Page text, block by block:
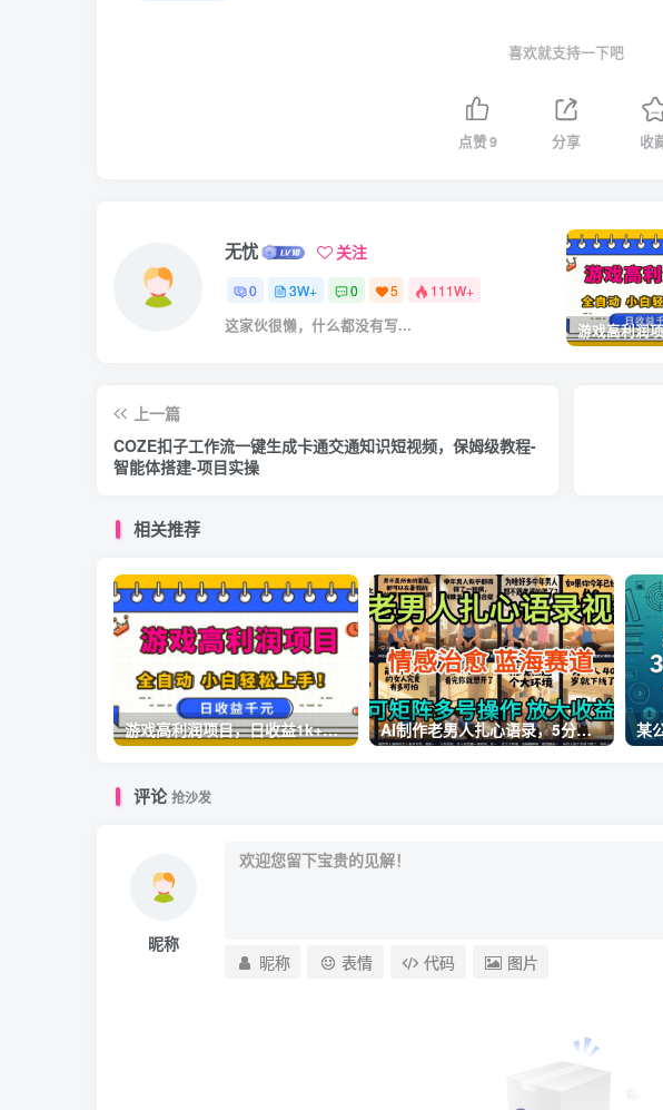
喜欢就支持一下吧
点赞9 分享 收
无忧 关注
0 3W+ 0 5 111W+
这家伙很懒，什么都没有写...
上一篇
COZE扣子工作流一键生成卡通交通知识短视频，保姆级教程-
智能体搭建-项目实操
相关推荐
游戏高利润项目，日收益1k+，全自动，无需值守，解放双手，小白轻松上手【揭秘】 AI制作老男人扎心语录，5分钟一条，操作简单，流量非常大，保姆级教程
评论抢沙发
昵称
昵称 表情 代码 图片